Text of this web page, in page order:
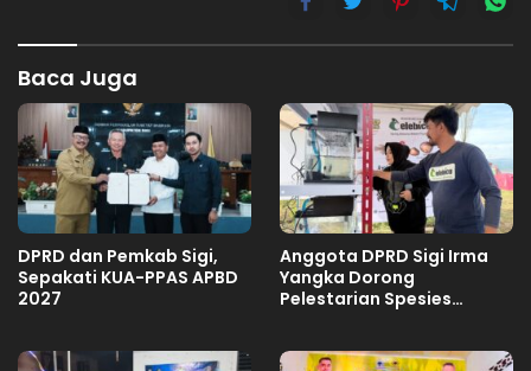
Baca Juga
DPRD dan Pemkab Sigi,
Sepakati KUA-PPAS APBD
2027
Anggota DPRD Sigi Irma
Yangka Dorong
Pelestarian Spesies